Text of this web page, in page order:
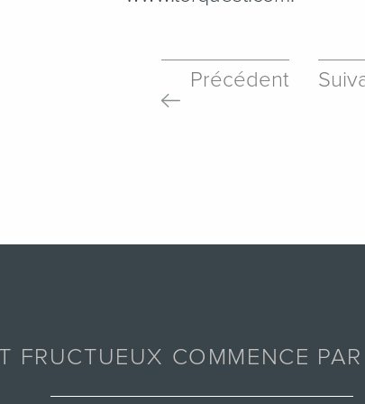
Précédent
FRUCTUEUX COMMENCE